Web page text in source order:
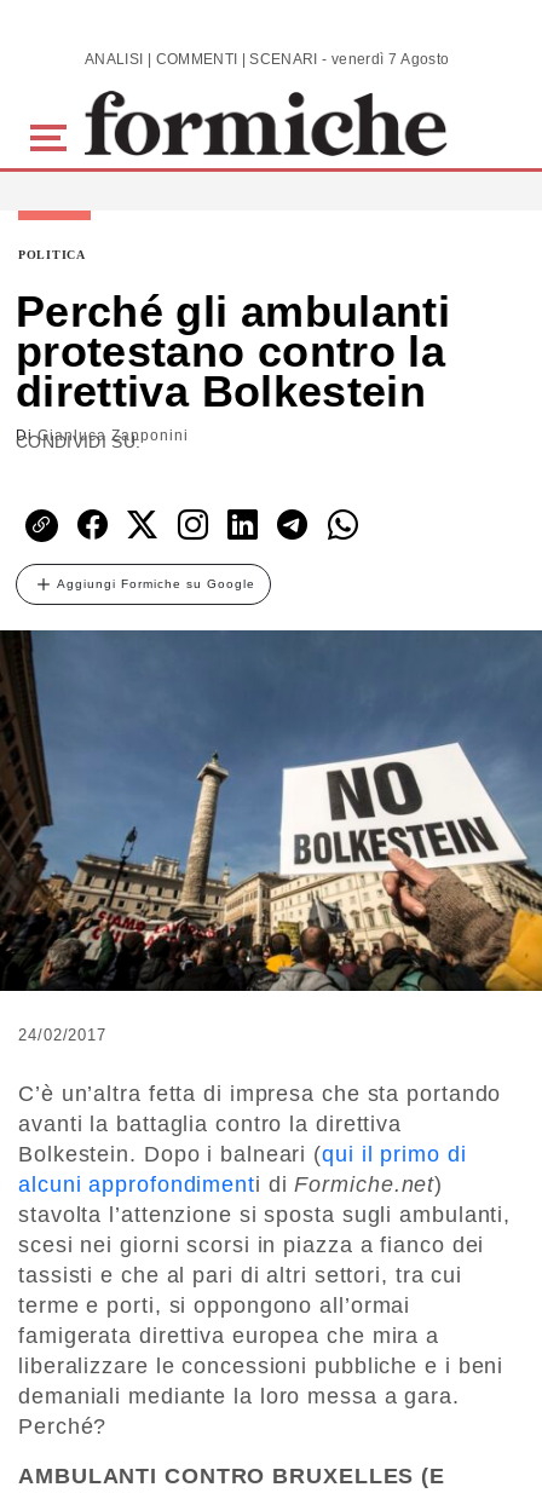
Skip to main content ANALISI | COMMENTI | SCENARI - venerdì 7 Agosto 2026
POLITICA
Perché gli ambulanti
protestano contro la
direttiva Bolkestein
DiGianluca Zapponini
CONDIVIDI SU:
Aggiungi Formiche su Google
24/02/2017
C’è un’altra fetta di impresa che sta portando
avanti la battaglia contro la direttiva
Bolkestein. Dopo i balneari (qui il primo di
alcuni approfondimenti diFormiche.net)
stavolta l’attenzione si sposta sugli ambulanti,
scesi nei giorni scorsi in piazza a fianco dei
tassisti e che al pari di altri settori, tra cui
terme e porti, si oppongono all’ormai
famigerata direttiva europea che mira a
liberalizzare le concessioni pubbliche e i beni
demaniali mediante la loro messa a gara.
Perché?
AMBULANTI CONTRO BRUXELLES (E